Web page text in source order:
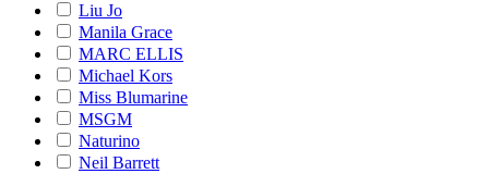
Liu Jo
Manila Grace
MARC ELLIS
Michael Kors
Miss Blumarine
MSGM
Naturino
Neil Barrett